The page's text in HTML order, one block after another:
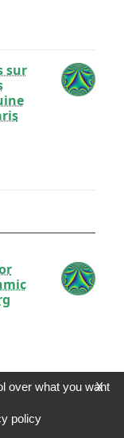
sur
X
over what you want
policy